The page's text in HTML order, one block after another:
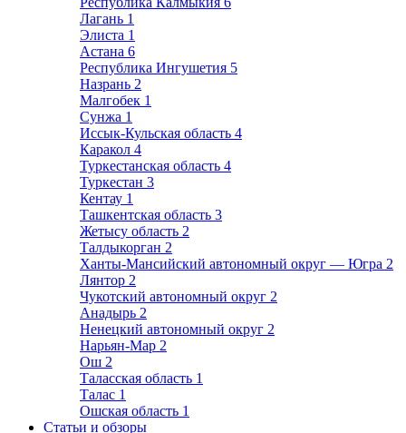
Лагань 1
Элиста 1
Астана 6
Республика Ингушетия 5
Назрань 2
Малгобек 1
Сунжа 1
Иссык-Кульская область 4
Каракол 4
Туркестанская область 4
Туркестан 3
Кентау 1
Ташкентская область 3
Жетысу область 2
Талдыкорган 2
Ханты-Мансийский автономный округ — Югра 2
Лянтор 2
Чукотский автономный округ 2
Анадырь 2
Ненецкий автономный округ 2
Нарьян-Мар 2
Ош 2
Таласская область 1
Талас 1
Ошская область 1
Статьи и обзоры